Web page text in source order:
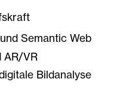
Semantic Web
AR/VR
Bildanalyse